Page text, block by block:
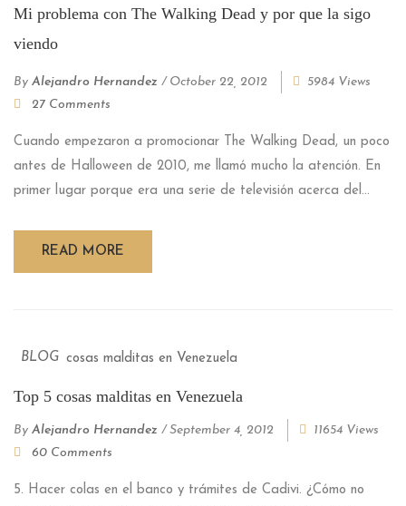
Mi problema con The Walking Dead y por que la sigo
viendo
By Alejandro Hernandez / October 22, 2012
5984 Views
27 Comments
Cuando empezaron a promocionar The Walking Dead, un poco
antes de Halloween de 2010, me llamó mucho la atención. En
primer lugar porque era una serie de televisión acerca del...
READ MORE
BLOG
Top 5 cosas malditas en Venezuela
By Alejandro Hernandez /September 4, 2012
11654 Views
60 Comments
5. Hacer colas en el banco y trámites de Cadivi. ¿Cómo no